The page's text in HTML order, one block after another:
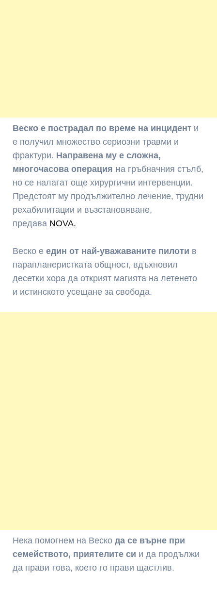
Веско е пострадал по време на инцидент и
е получил множество сериозни травми и
фрактури. Направена му е сложна,
многочасова операция на гръбначния стълб,
но се налагат още хирургични интервенции.
Предстоят му продължително лечение, трудни
рехабилитации и възстановяване,
предава NOVA.
Веско еедин от най-уважаваните пилоти в
парапланеристката общност, вдъхновил
десетки хора да открият магията на летенето
и истинското усещане за свобода.
Нека помогнем на Веско да се върне при
семейството, приятелите си и да продължи
да прави това, което го прави щастлив.